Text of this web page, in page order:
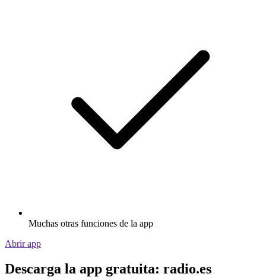
Muchas otras funciones de la app
Abrir app
Descarga la app gratuita: radio.es